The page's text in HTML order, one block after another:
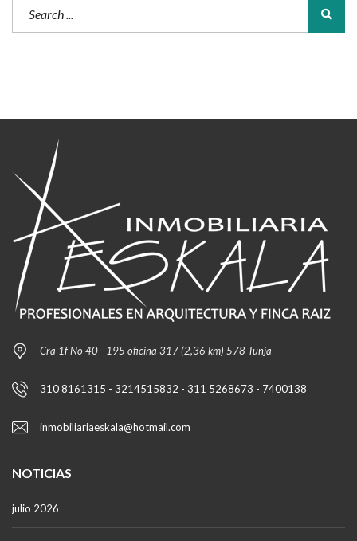
Cra 1f No 40 - 195 oficina 317 (2,36 km) 578 Tunja
310 8161315 - 3214515832 - 311 5268673 - 7400138
inmobiliariaeskala@hotmail.com
NOTICIAS
julio 2026